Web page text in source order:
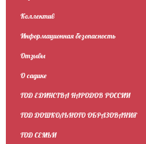
Коллектив
Информационная безопасность
Отзывы
О садике
ГОД ЕДИНСТВА НАРОДОВ РОССИИ
ГОД ДОШКОЛЬНОГО ОБРАЗОВАНИЯ
ГОД СЕМЬИ